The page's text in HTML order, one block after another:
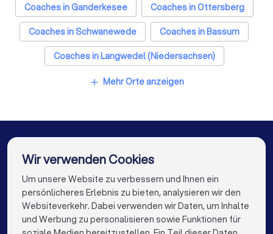
Coaches in Ganderkesee
Coaches in Ottersberg
Coaches in Schwanewede
Coaches in Bassum
Coaches in Langwedel (Niedersachsen)
Coaches in Hatten
Coaches in Wildeshausen
Coaches in Frankfurt am Main
Coaches in Stuttgart
Coaches in Düsseldorf
Coaches in Dortmund
Coaches in Essen
Coaches in Nürnberg
Coaches in Dresden
add Mehr Orte anzeigen
Die besten Unternehmen für Sie
info@trustlocal.de
Wir verwenden Cookies
Um unsere Website zu verbessern und Ihnen ein
persönlicheres Erlebnis zu bieten, analysieren wir den
Websiteverkehr. Dabei verwenden wir Daten, um Inhalte
und Werbung zu personalisieren sowie Funktionen für